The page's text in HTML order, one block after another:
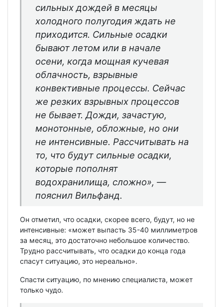
сильных дождей в месяцы
холодного полугодия ждать не
приходится. Сильные осадки
бывают летом или в начале
осени, когда мощная кучевая
облачность, взрывные
конвективные процессы. Сейчас
же резких взрывных процессов
не бывает. Дожди, зачастую,
монотонные, обложные, но они
не интенсивные. Рассчитывать на
то, что будут сильные осадки,
которые пополнят
водохранилища, сложно», —
пояснил Вильфанд.
Он отметил, что осадки, скорее всего, будут, но не
интенсивные: «может выпасть 35-40 миллиметров
за месяц, это достаточно небольшое количество.
Трудно рассчитывать, что осадки до конца года
спасут ситуацию, это нереально».
Спасти ситуацию, по мнению специалиста, может
только чудо.